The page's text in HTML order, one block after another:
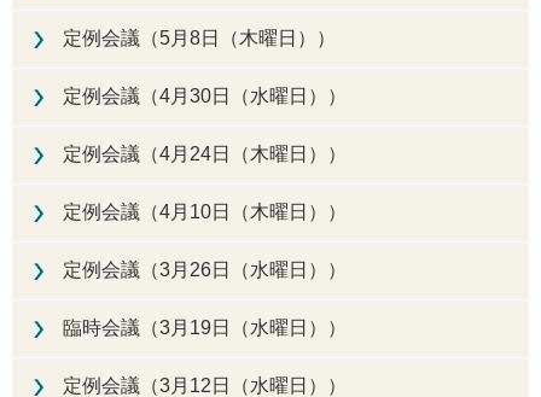
定例会議（5月8日（木曜日））
定例会議（4月30日（水曜日））
定例会議（4月24日（木曜日））
定例会議（4月10日（木曜日））
定例会議（3月26日（水曜日））
臨時会議（3月19日（水曜日））
定例会議（3月12日（水曜日））